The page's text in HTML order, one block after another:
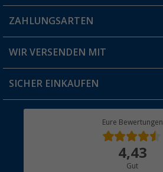
Blog
Jobs & Karriere
FAQ & Kontakt
Versandinformationen
Rücksendung
ZAHLUNGSARTEN
WIR VERSENDEN MIT
SICHER EINKAUFEN
Eure Bewertungen
4,43
Gut